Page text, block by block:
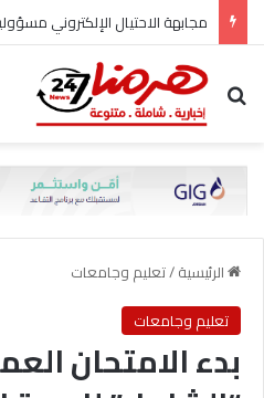
مجابهة الاحتيال الإلكتروني
بحث عن
الرئيسية/تعليم وجامعات
تعليم وجامعات
بدء الامتحان